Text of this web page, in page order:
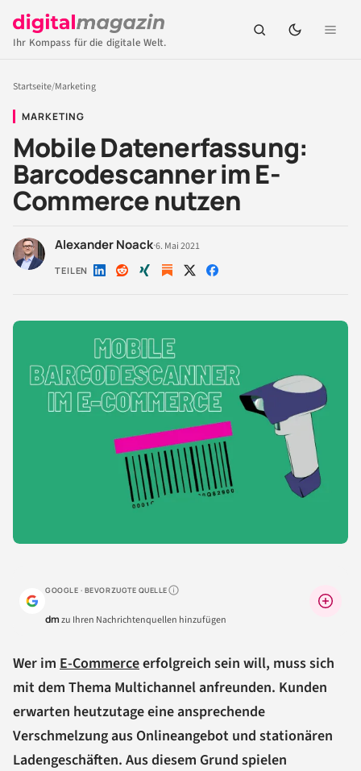
Ihr Kompass für die digitale Welt.
Startseite/Marketing
MARKETING
Mobile Datenerfassung:
Barcodescanner im E-
Commerce nutzen
Alexander Noack·6. Mai 2021
TEILEN Auf Auf Auf Auf Auf
GOOGLE · BEVORZUGTE QUELLEWarum lohnt sich das?
dmzu Ihren Nachrichtenquellen hinzufügen
Wer im E-Commerceerfolgreich sein will, muss sich
mit dem Thema Multichannel anfreunden. Kunden
erwarten heutzutage eine ansprechende
Verschmelzung aus Onlineangebot und stationären
Ladengeschäften. Aus diesem Grund spielen